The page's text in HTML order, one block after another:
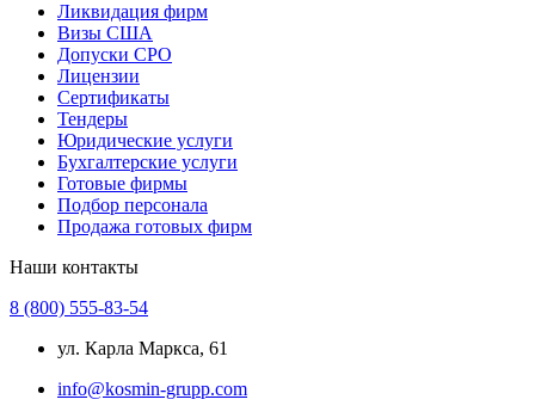
Ликвидация фирм
Визы США
Допуски СРО
Лицензии
Сертификаты
Тендеры
Юридические услуги
Бухгалтерские услуги
Готовые фирмы
Подбор персонала
Продажа готовых фирм
Наши контакты
8 (800) 555-83-54
ул. Карла Маркса, 61
info@kosmin-grupp.com